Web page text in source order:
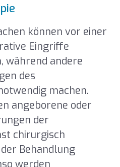
können vor einer
Eingriffe
während andere
des
machen.
angeborene oder
der
chirurgisch
Behandlung
werden